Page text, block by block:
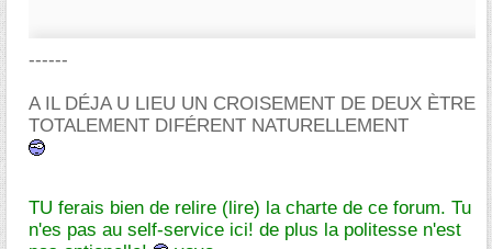
------
A IL DÉJA U LIEU UN CROISEMENT DE DEUX ÈTRE
TOTALEMENT DIFÉRENT NATURELLEMENT
TU ferais bien de relire (lire) la charte de ce forum. Tu
n'es pas au self-service ici! de plus la politesse n'est